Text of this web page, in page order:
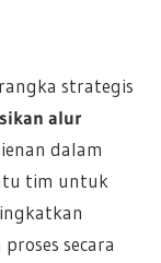
strategis
alur
dalam
tim untuk
secara